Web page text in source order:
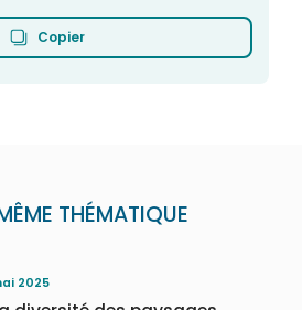
Copier
THÉMATIQUE
2025